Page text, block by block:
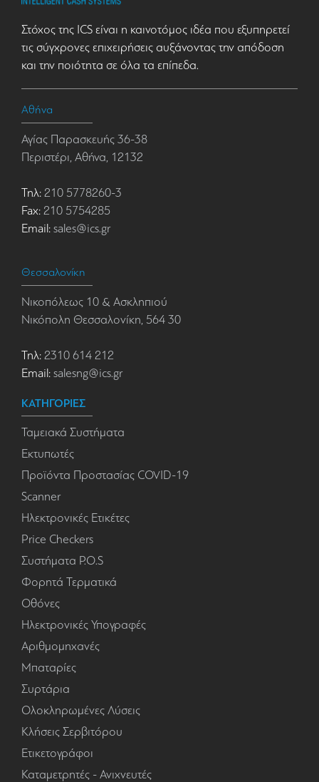
Στόχος της ICS είναι η καινοτόμος ιδέα που εξυπηρετεί
τις σύγχρονες επιχειρήσεις αυξάνοντας την απόδοση
και την ποιότητα σε όλα τα επίπεδα.
Αθήνα
Αγίας Παρασκευής 36-38
Περιστέρι, Αθήνα, 12132
Τηλ: 210 5778260-3
Fax: 210 5754285
Email: sales@ics.gr
Θεσσαλονίκη
Νικοπόλεως 10 & Ασκληπιού
Νικόπολη Θεσσαλονίκη, 564 30
Τηλ: 2310 614 212
Email: salesng@ics.gr
ΚΑΤΗΓΟΡΙΕΣ
Ταμειακά Συστήματα
Εκτυπωτές
Προϊόντα Προστασίας COVID-19
Scanner
Ηλεκτρονικές Ετικέτες
Price Checkers
Συστήματα P.O.S
Φορητά Τερματικά
Οθόνες
Ηλεκτρονικές Υπογραφές
Αριθμομηχανές
Μπαταρίες
Συρτάρια
Ολοκληρωμένες Λύσεις
Κλήσεις Σερβιτόρου
Ετικετογράφοι
Καταμετρητές - Ανιχνευτές